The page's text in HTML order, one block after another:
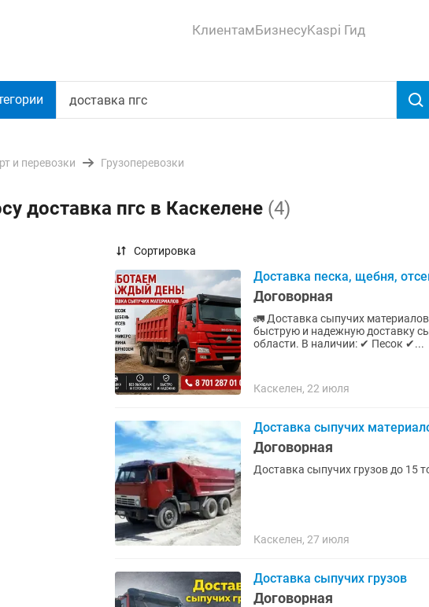
КлиентамБизнесуKaspi Гид
и перевозки Грузоперевозки
доставка пгс в Каскелене (4)
Сортировка
Доставка песка, щебня,
Договорная
🚛 Доставка сыпучих материалов HOWO Работаем ежедневно, без
быструю и надежную доставку
области. В наличии: ✔ Песок ✔...
Каскелен, 22 июля
Доставка сыпучих
Договорная
Доставка сыпучих грузов до 15
Каскелен, 27 июля
Доставка сыпучих грузов
Договорная